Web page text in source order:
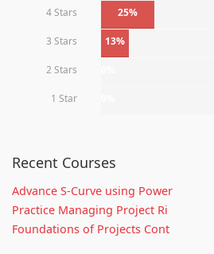
4 Stars 25%
3 Stars 13%
2 Stars
1 Star
Recent Courses
Advance S-Curve using Power
Practice Managing Project Ri
Foundations of Projects Cont